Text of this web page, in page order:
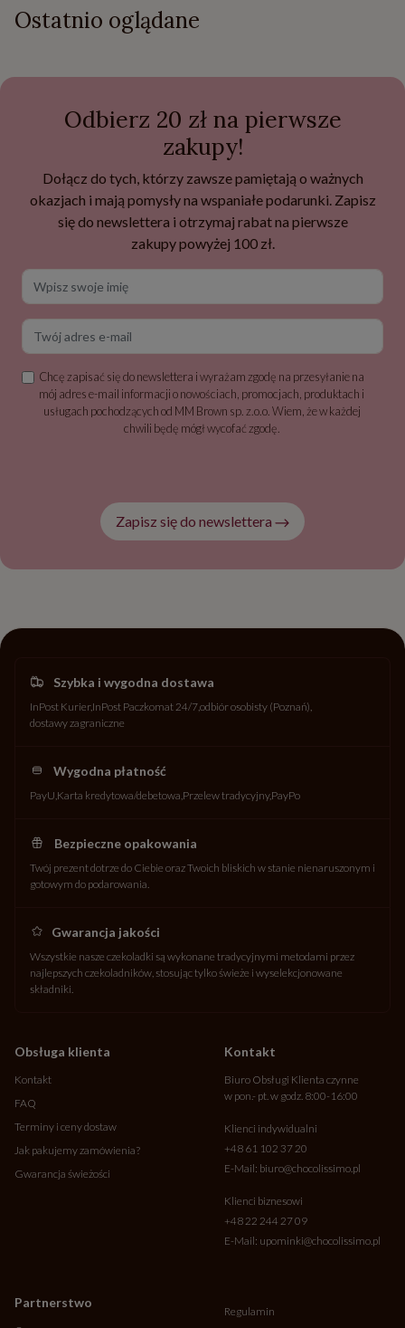
Ostatnio oglądane
Odbierz 20 zł na pierwsze
zakupy!
Dołącz do tych, którzy zawsze pamiętają o ważnych
okazjach i mają pomysły na wspaniałe podarunki. Zapisz
się do newslettera i otrzymaj rabat na pierwsze
zakupy powyżej 100 zł.
Chcę zapisać się do newslettera i wyrażam zgodę na przesyłanie na
mój adres e-mail informacji o nowościach, promocjach, produktach i
usługach pochodzących od MM Brown sp. z.o.o. Wiem, że w każdej
chwili będę mógł wycofać zgodę.
Zapisz się do newslettera
Szybka i wygodna dostawa
InPost Kurier InPost Paczkomat 24/7odbiór osobisty (Poznań)
dostawy zagraniczne
Wygodna płatność
PayU Karta kredytowa/debetowa Przelew tradycyjny PayPo
Bezpieczne opakowania
Twój prezent dotrze do Ciebie oraz Twoich bliskich w stanie nienaruszonym i
gotowym do podarowania.
Gwarancja jakości
Wszystkie nasze czekoladki są wykonane tradycyjnymi metodami przez
najlepszych czekoladników, stosując tylko świeże i wyselekcjonowane
składniki.
Obsługa klienta
Kontakt
FAQ
Terminy i ceny dostaw
Jak pakujemy zamówienia?
Gwarancja świeżości
Partnerstwo
Kontakt
Biuro Obsługi Klienta czynne
w pon.- pt. w godz. 8:00-16:00
Klienci indywidualni
+48 61 102 37 20
E-Mail: biuro@chocolissimo.pl
Klienci biznesowi
+48 22 244 27 09
E-Mail: upominki@chocolissimo.pl
Regulamin